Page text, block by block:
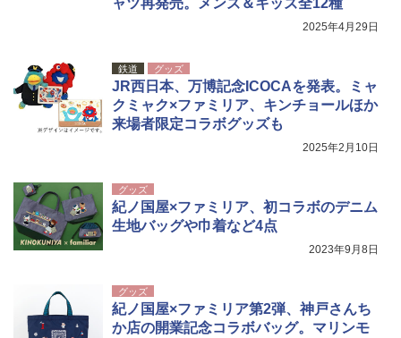
￥3,080
ャツ再発売。メンズ＆キッズ全12種
2025年4月29日
鉄道 グッズ
JR西日本、万博記念ICOCAを発表。ミャ
クミャク×ファミリア、キンチョールほか
来場者限定コラボグッズも
2025年2月10日
グッズ
紀ノ国屋×ファミリア、初コラボのデニム
生地バッグや巾着など4点
2023年9月8日
グッズ
紀ノ国屋×ファミリア第2弾、神戸さんち
か店の開業記念コラボバッグ。マリンモ